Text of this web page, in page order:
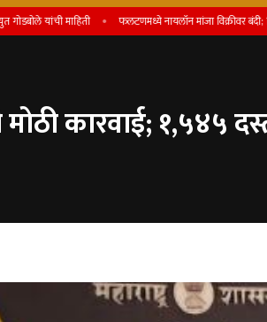
माहिती फलटणमध्ये नायलॉन मांजा विक्रीवर बंदी; नियम
कारवाई; १,५४५